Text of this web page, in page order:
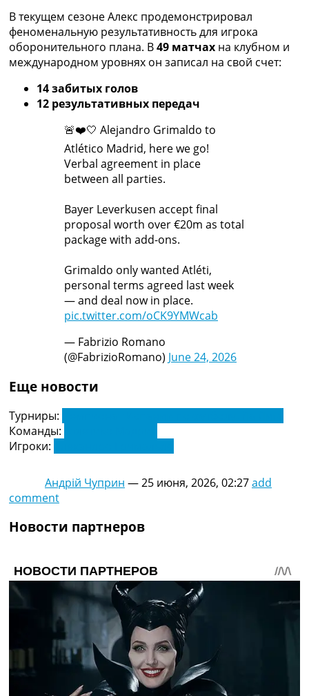
Рейтинг клубов УЕФА
Рейтинг ФИФА
ТВ программа
В текущем сезоне Алекс продемонстрировал
феноменальную результативность для игрока
оборонительного плана. В49 матчах на клубном и
международном уровнях он записал на свой счет:
14 забитых голов
12 результативных передач
🚨❤️🤍 Alejandro Grimaldo to
Atlético Madrid, here we go!
Verbal agreement in place
between all parties.
Bayer Leverkusen accept final
proposal worth over €20m as total
package with add-ons.
Grimaldo only wanted Atléti,
personal terms agreed last week
— and deal now in place.
pic.twitter.com/oCK9YMWcab
— Fabrizio Romano
(@FabrizioRomano) June 24, 2026
Еще новости
Турниры:
Команды:
Игроки:
Андрій Чуприн —25 июня, 2026, 02:27add
comment
Новости партнеров